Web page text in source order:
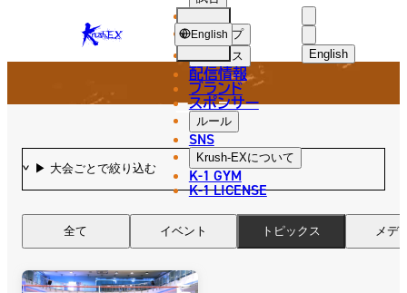
KRUSH-
EX
English
한국어
中文（繁體
ショップ
ニュース
配信情報
ブランド
スポンサー
ルール
SNS
Krush-EXについて
K-1 GYM
K-1 LICENSE
English
NEWS
ニュース
全て イベント トピックス メデ